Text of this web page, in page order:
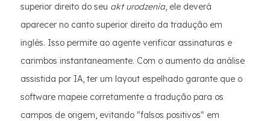
superior direito do seu akt urodzenia, ele deverá
aparecer no canto superior direito da tradução em
inglês. Isso permite ao agente verificar assinaturas e
carimbos instantaneamente. Com o aumento da análise
assistida por IA, ter um layout espelhado garante que o
software mapeie corretamente a tradução para os
campos de origem, evitando "falsos positivos" em